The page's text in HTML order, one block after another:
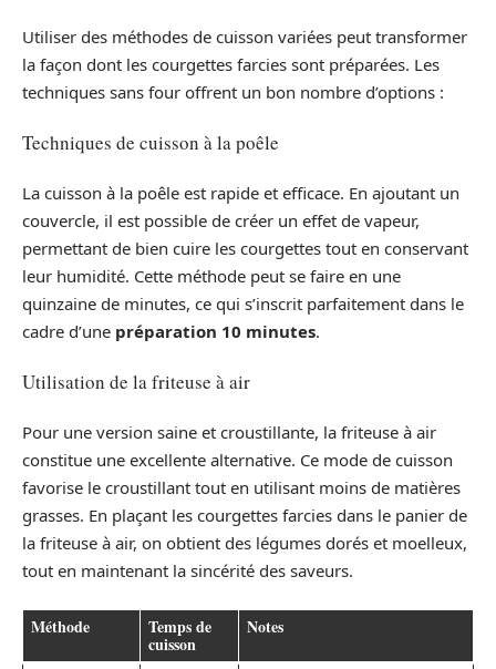
Utiliser des méthodes de cuisson variées peut transformer
la façon dont les courgettes farcies sont préparées. Les
techniques sans four offrent un bon nombre d’options :
Techniques de cuisson à la poêle
La cuisson à la poêle est rapide et efficace. En ajoutant un
couvercle, il est possible de créer un effet de vapeur,
permettant de bien cuire les courgettes tout en conservant
leur humidité. Cette méthode peut se faire en une
quinzaine de minutes, ce qui s’inscrit parfaitement dans le
cadre d’une préparation 10 minutes.
Utilisation de la friteuse à air
Pour une version saine et croustillante, la friteuse à air
constitue une excellente alternative. Ce mode de cuisson
favorise le croustillant tout en utilisant moins de matières
grasses. En plaçant les courgettes farcies dans le panier de
la friteuse à air, on obtient des légumes dorés et moelleux,
tout en maintenant la sincérité des saveurs.
Méthode Temps de
cuisson
Notes